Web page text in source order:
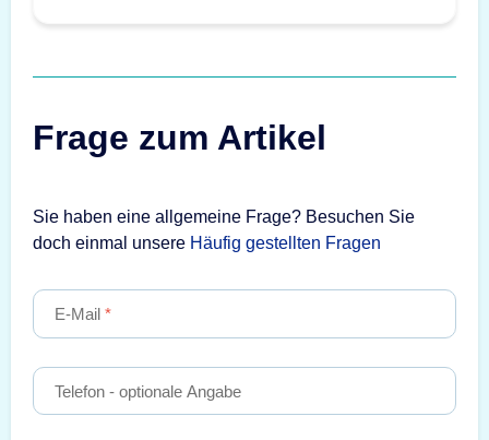
Frage zum Artikel
Sie haben eine allgemeine Frage? Besuchen Sie
doch einmal unsere Häufig gestellten Fragen
E-Mail
Telefon - optionale Angabe